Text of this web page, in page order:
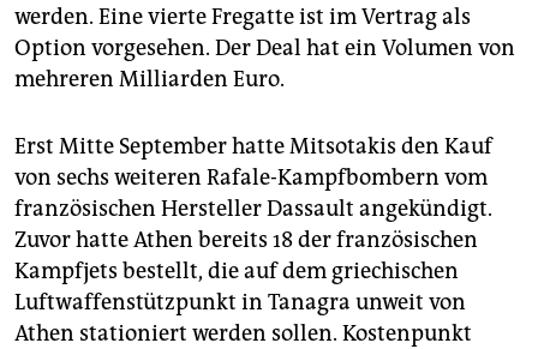
werden. Eine vierte Fregatte ist im Vertrag als
Option vorgesehen. Der Deal hat ein Volumen von
mehreren Milliarden Euro.
Erst Mitte September hatte Mitsotakis den Kauf
von sechs weiteren Rafale-Kampfbombern vom
französischen Hersteller Dassault angekündigt.
Zuvor hatte Athen bereits 18 der französischen
Kampfjets bestellt, die auf dem griechischen
Luftwaffenstützpunkt in Tanagra unweit von
Athen stationiert werden sollen. Kostenpunkt